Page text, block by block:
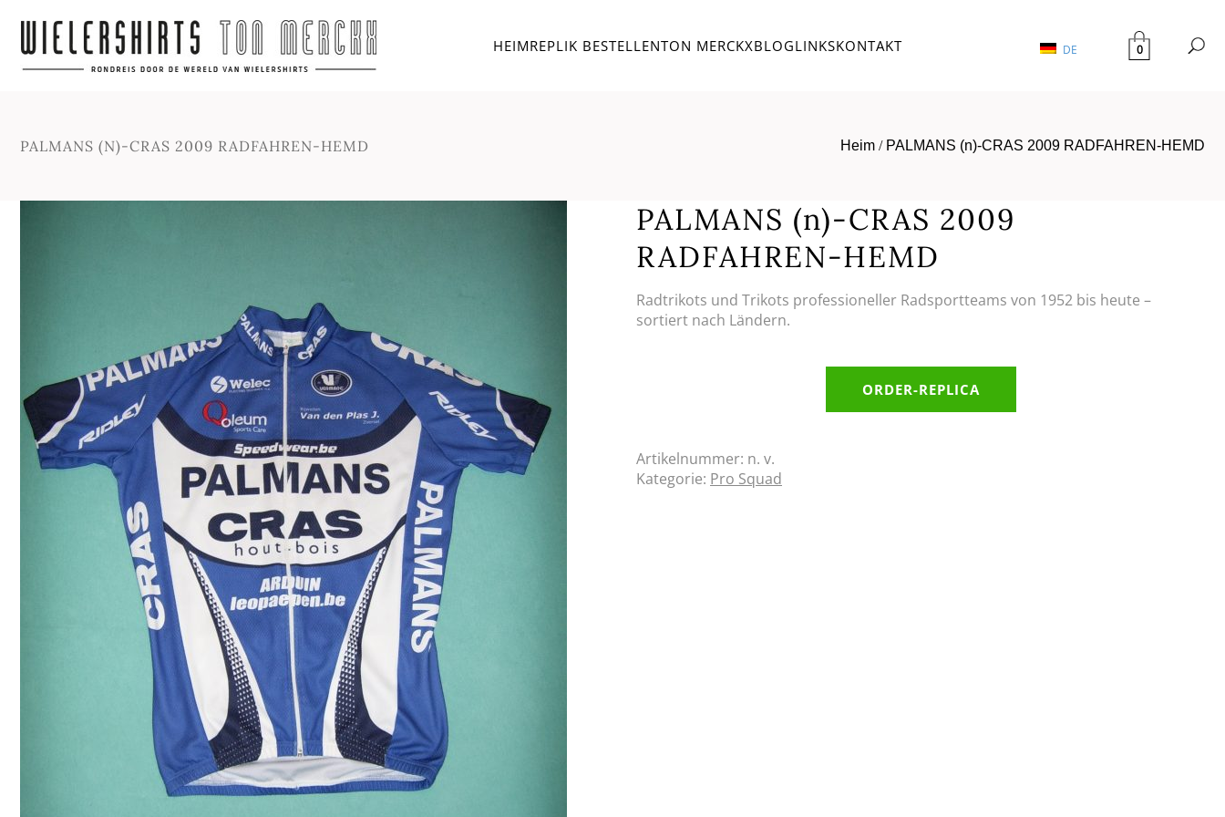
HEIMREPLIK BESTELLENTON MERCKXBLOGLINKSKONTAKT DE 0
PALMANS (N)-CRAS 2009 RADFAHREN-HEMD Heim / PALMANS (n)-CRAS 2009 RADFAHREN-HEMD
PALMANS (n)-CRAS 2009
RADFAHREN-HEMD
Radtrikots und Trikots professioneller Radsportteams von 1952 bis heute –
sortiert nach Ländern.
ORDER-REPLICA
Artikelnummer: n. v.
Kategorie: Pro Squad